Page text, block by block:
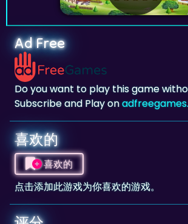
Ad Free
Do you want to play this game
Subscribe and Play on
喜欢的
喜欢的
点击添加此游戏为你喜欢的游戏。
评分